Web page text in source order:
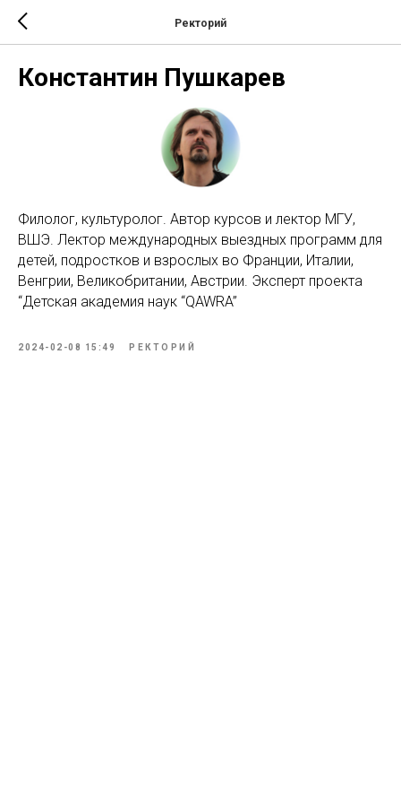
Ректорий
Константин Пушкарев
Филолог, культуролог. Автор курсов и лектор МГУ,
ВШЭ. Лектор международных выездных программ для
детей, подростков и взрослых во Франции, Италии,
Венгрии, Великобритании, Австрии. Эксперт проекта
“Детская академия наук “QAWRA”
2024-02-08 15:49 РЕКТОРИЙ